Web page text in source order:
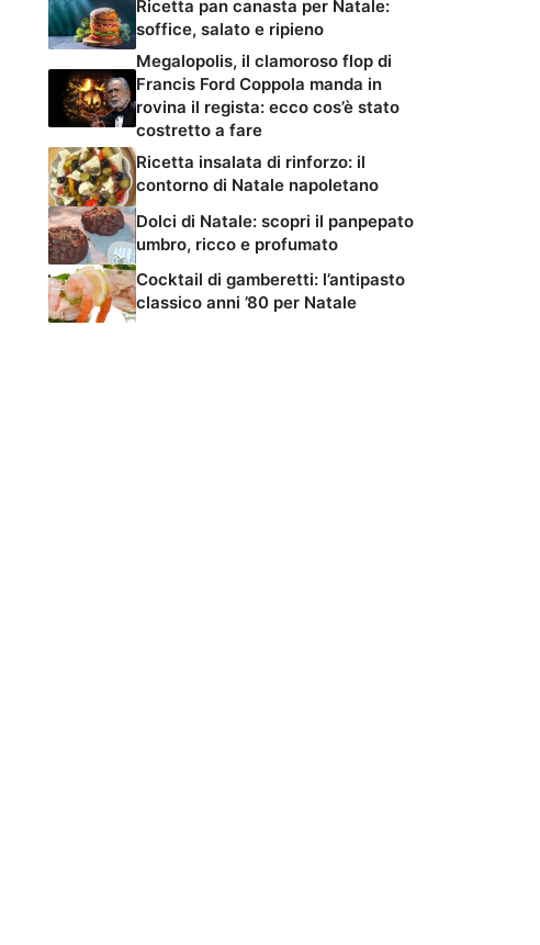
Ricetta pan canasta per Natale:
soffice, salato e ripieno
Megalopolis, il clamoroso flop di
Francis Ford Coppola manda in
rovina il regista: ecco cos’è stato
costretto a fare
Ricetta insalata di rinforzo: il
contorno di Natale napoletano
Dolci di Natale: scopri il panpepato
umbro, ricco e profumato
Cocktail di gamberetti: l’antipasto
classico anni ’80 per Natale